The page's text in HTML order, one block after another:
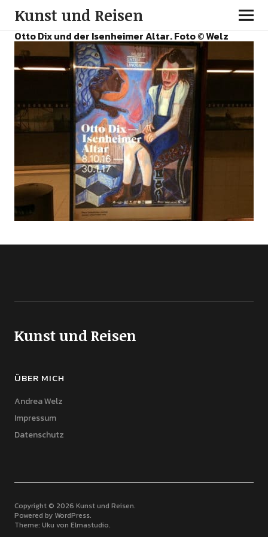
Kunst und Reisen
Otto Dix und der Isenheimer Altar. Foto © Welz
Kunst und Reisen
ÜBER MICH
Andrea Welz
Impressum
Datenschutz
Copyright © 2026 Kunst und Reisen
Powered by WordPress
Theme: Uku von Elmastudio